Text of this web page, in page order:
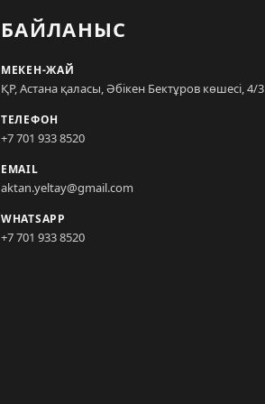
БАЙЛАНЫС
МЕКЕН-ЖАЙ
ҚР, Астана қаласы, Әбікен Бектұров көшесі, 4/3
ТЕЛЕФОН
+7 701 933 8520
EMAIL
aktan.yeltay@gmail.com
WHATSAPP
+7 701 933 8520